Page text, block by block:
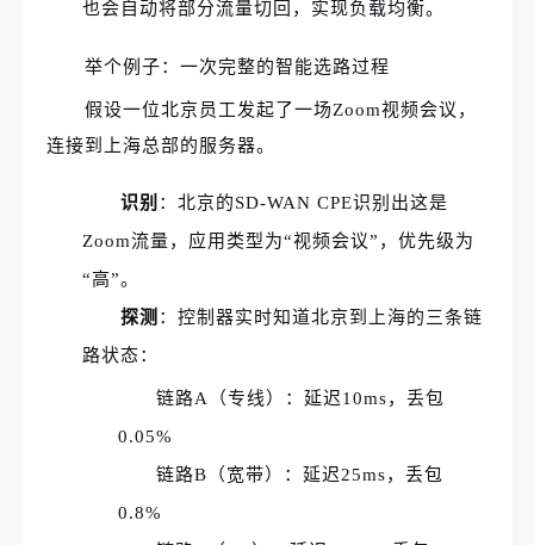
也会自动将部分流量切回，实现负载均衡。
举个例子：一次完整的智能选路过程
假设一位北京员工发起了一场Zoom视频会议，
连接到上海总部的服务器。
识别 ：北京的SD-WAN CPE识别出这是
Zoom流量，应用类型为“视频会议”，优先级为
“高”。
探测 ：控制器实时知道北京到上海的三条链
路状态：
链路A（专线）：延迟10ms，丢包
0.05%
链路B（宽带）：延迟25ms，丢包
0.8%